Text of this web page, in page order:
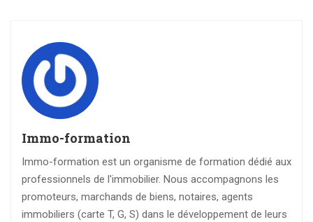
Immo-formation
Immo-formation est un organisme de formation dédié aux
professionnels de l'immobilier. Nous accompagnons les
promoteurs, marchands de biens, notaires, agents
immobiliers (carte T, G, S) dans le développement de leurs